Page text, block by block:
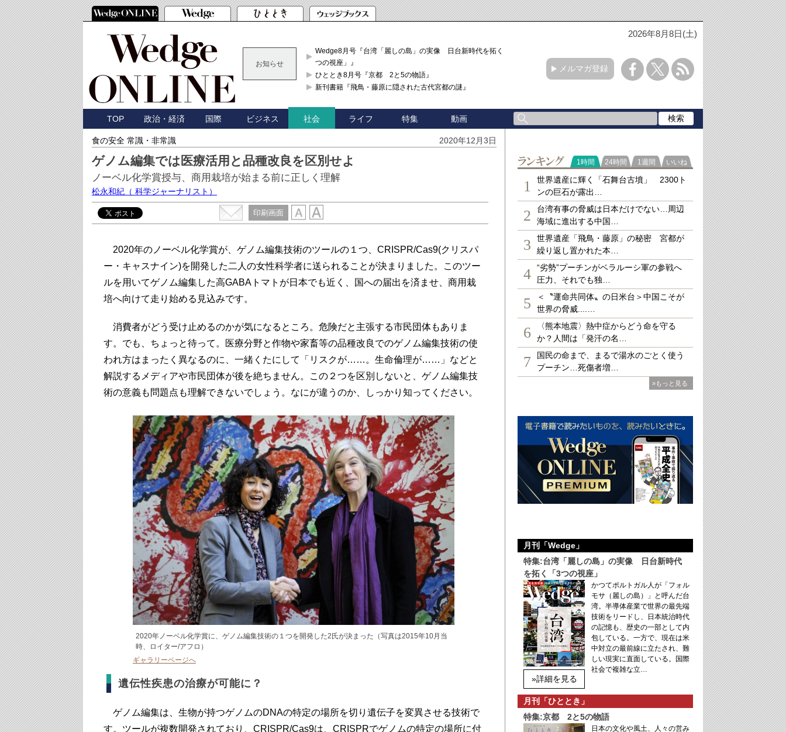
2026年8月8日(土)
お知らせ
Wedge8月号『台湾「麗しの島」の実像 日台新時代を拓く「3
つの視座」』
ひととき8月号『京都 2と5の物語』
新刊書籍『飛鳥・藤原に隠された古代宮都の謎』
メルマガ登録
TOP 政治・経済 国際 ビジネス 社会 ライフ 特集 動画
食の安全 常識・非常識 2020年12月3日
ゲノム編集では医療活用と品種改良を区別せよ
ノーベル化学賞授与、商用栽培が始まる前に正しく理解
松永和紀 （ 科学ジャーナリスト）
印刷画面
2020年のノーベル化学賞が、ゲノム編集技術のツールの１つ、CRISPR/Cas9(クリスパ
ー・キャスナイン)を開発した二人の女性科学者に送られることが決まりました。このツー
ルを用いてゲノム編集した高GABAトマトが日本でも近く、国への届出を済ませ、商用栽
培へ向けて走り始める見込みです。
消費者がどう受け止めるのかが気になるところ。危険だと主張する市民団体もありま
す。でも、ちょっと待って。医療分野と作物や家畜等の品種改良でのゲノム編集技術の使
われ方はまったく異なるのに、一緒くたにして「リスクが……。生命倫理が……」などと
解説するメディアや市民団体が後を絶ちません。この２つを区別しないと、ゲノム編集技
術の意義も問題点も理解できないでしょう。なにが違うのか、しっかり知ってください。
2020年ノーベル化学賞に、ゲノム編集技術の１つを開発した2氏が決まった（写真は2015年10月当
時、ロイター/アフロ）
ギャラリーページへ
遺伝性疾患の治療が可能に？
ゲノム編集は、生物が持つゲノムのDNAの特定の場所を切り遺伝子を変異させる技術で
す。ツールが複数開発されており、CRISPR/Cas9は、CRISPRでゲノムの特定の場所に付
ランキング
1時間 24時間 1週間 いいね
1
世界遺産に輝く「石舞台古墳」 2300ト
ンの巨石が露出…
2
台湾有事の脅威は日本だけでない…周辺
海域に進出する中国…
3
世界遺産「飛鳥・藤原」の秘密 宮都が
繰り返し置かれた本…
4
“劣勢”プーチンがベラルーシ軍の参戦へ
圧力、それでも独…
5
＜〝運命共同体〟の日米台＞中国こそが
世界の脅威....…
6
〈熊本地震〉熱中症からどう命を守る
か？人間は「発汗の名…
7
国民の命まで、まるで湯水のごとく使う
プーチン…死傷者増…
»もっと見る
月刊「Wedge」
特集:台湾「麗しの島」の実像 日台新時代
を拓く「3つの視座」
»詳細を見る
かつてポルトガル人が「フォル
モサ（麗しの島）」と呼んだ台
湾。半導体産業で世界の最先端
技術をリードし、日本統治時代
の記憶も、歴史の一部として内
包している。一方で、現在は米
中対立の最前線に立たされ、難
しい現実に直面している。国際
社会で複雑な立…
月刊「ひととき」
特集:京都 2と5の物語
日本の文化や風土、人々の営み